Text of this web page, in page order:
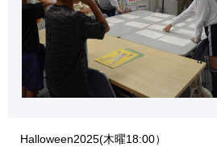
Halloween2025(木曜18:00）